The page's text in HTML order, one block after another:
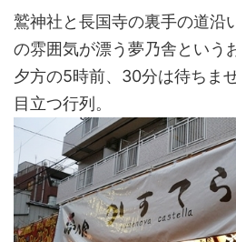
鷲神社と長国寺の裏手の道沿
の雰囲気が漂う夢乃舎という
夕方の5時前、30分は待ちま
目立つ行列。